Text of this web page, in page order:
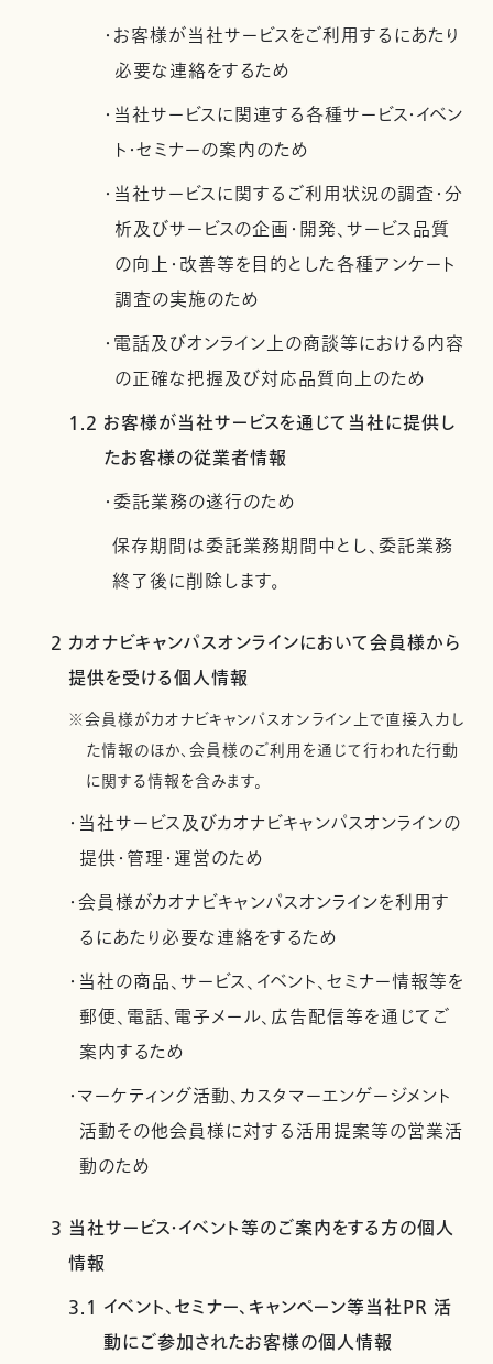
・お客様が当社サービスをご利用するにあたり
必要な連絡をするため
・当社サービスに関連する各種サービス・イベン
ト・セミナーの案内のため
・当社サービスに関するご利用状況の調査・分
析及びサービスの企画・開発、サービス品質
の向上・改善等を目的とした各種アンケート
調査の実施のため
・電話及びオンライン上の商談等における内容
の正確な把握及び対応品質向上のため
1.2 お客様が当社サービスを通じて当社に提供し
たお客様の従業者情報
・委託業務の遂行のため
保存期間は委託業務期間中とし、委託業務
終了後に削除します。
2 カオナビキャンパスオンラインにおいて会員様から
提供を受ける個人情報
※会員様がカオナビキャンパスオンライン上で直接入力し
た情報のほか、会員様のご利用を通じて行われた行動
に関する情報を含みます。
・当社サービス及びカオナビキャンパスオンラインの
提供・管理・運営のため
・会員様がカオナビキャンパスオンラインを利用す
るにあたり必要な連絡をするため
・当社の商品、サービス、イベント、セミナー情報等を
郵便、電話、電子メール、広告配信等を通じてご
案内するため
・マーケティング活動、カスタマーエンゲージメント
活動その他会員様に対する活用提案等の営業活
動のため
3 当社サービス・イベント等のご案内をする方の個人
情報
3.1 イベント、セミナー、キャンペーン等当社PR 活
動にご参加されたお客様の個人情報